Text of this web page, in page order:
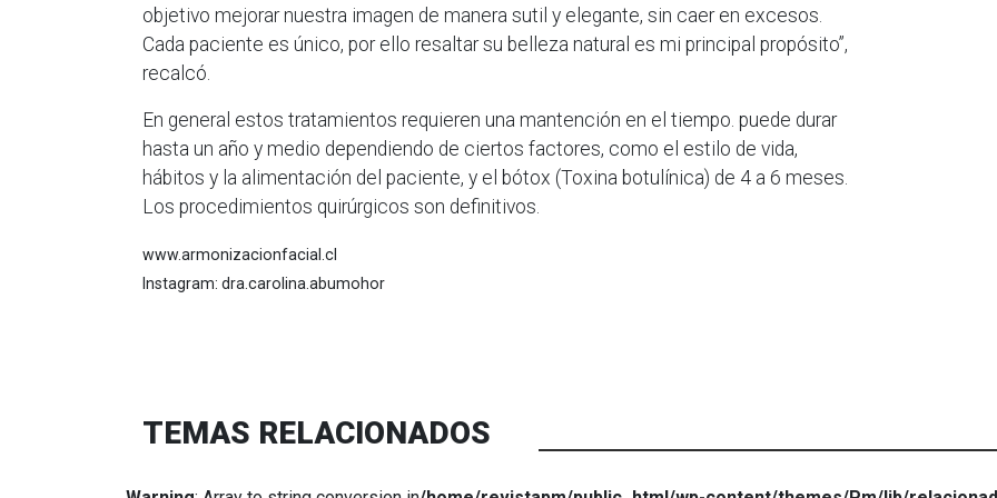
objetivo mejorar nuestra imagen de manera sutil y elegante, sin caer en excesos.
Cada paciente es único, por ello resaltar su belleza natural es mi principal propósito”,
recalcó.
En general estos tratamientos requieren una mantención en el tiempo. puede durar
hasta un año y medio dependiendo de ciertos factores, como el estilo de vida,
hábitos y la alimentación del paciente, y el bótox (Toxina botulínica) de 4 a 6 meses.
Los procedimientos quirúrgicos son definitivos.
www.armonizacionfacial.cl
Instagram: dra.carolina.abumohor
TEMAS RELACIONADOS